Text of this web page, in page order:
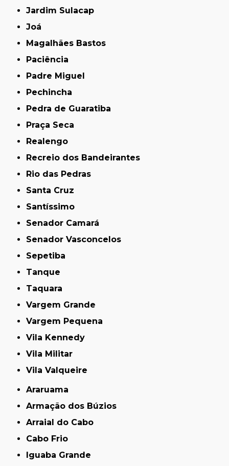
Jardim Sulacap
Joá
Magalhães Bastos
Paciência
Padre Miguel
Pechincha
Pedra de Guaratiba
Praça Seca
Realengo
Recreio dos Bandeirantes
Rio das Pedras
Santa Cruz
Santíssimo
Senador Camará
Senador Vasconcelos
Sepetiba
Tanque
Taquara
Vargem Grande
Vargem Pequena
Vila Kennedy
Vila Militar
Vila Valqueire
Araruama
Armação dos Búzios
Arraial do Cabo
Cabo Frio
Iguaba Grande